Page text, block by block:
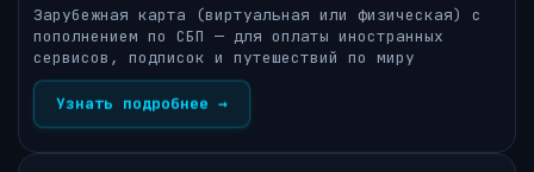
Зарубежная карта (виртуальная или физическая) с
пополнением по СБП — для оплаты иностранных
сервисов, подписок и путешествий по миру
Узнать подробнее →